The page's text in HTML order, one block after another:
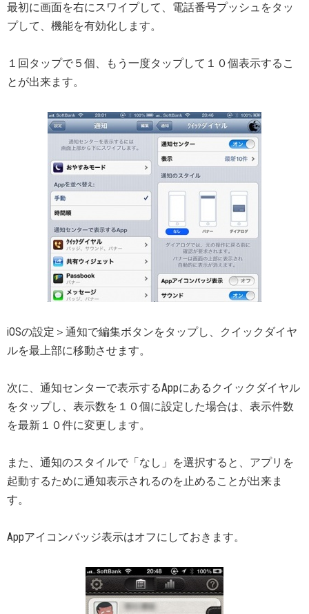
最初に画面を右にスワイプして、電話番号プッシュをタッ
プして、機能を有効化します。
１回タップで５個、もう一度タップして１０個表示するこ
とが出来ます。
iOSの設定＞通知で編集ボタンをタップし、クイックダイヤ
ルを最上部に移動させます。
次に、通知センターで表示するAppにあるクイックダイヤル
をタップし、表示数を１０個に設定した場合は、表示件数
を最新１０件に変更します。
また、通知のスタイルで「なし」を選択すると、アプリを
起動するために通知表示されるのを止めることが出来ま
す。
Appアイコンバッジ表示はオフにしておきます。